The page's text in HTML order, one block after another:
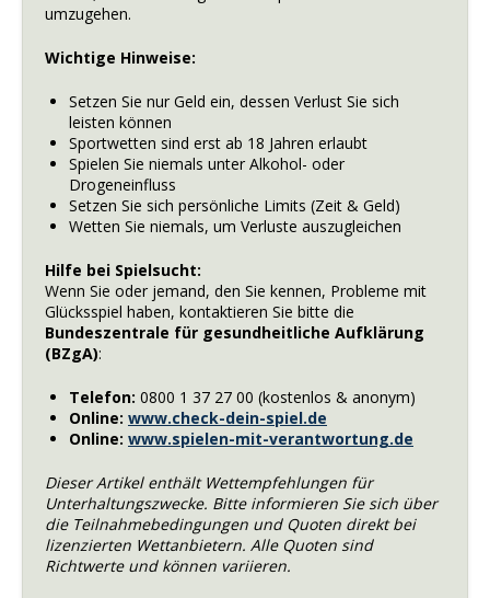
umzugehen.
Wichtige Hinweise:
Setzen Sie nur Geld ein, dessen Verlust Sie sich
leisten können
Sportwetten sind erst ab 18 Jahren erlaubt
Spielen Sie niemals unter Alkohol- oder
Drogeneinfluss
Setzen Sie sich persönliche Limits (Zeit & Geld)
Wetten Sie niemals, um Verluste auszugleichen
Hilfe bei Spielsucht:
Wenn Sie oder jemand, den Sie kennen, Probleme mit
Glücksspiel haben, kontaktieren Sie bitte die
Bundeszentrale für gesundheitliche Aufklärung
(BZgA):
Telefon: 0800 1 37 27 00 (kostenlos & anonym)
Online: www.check-dein-spiel.de
Online: www.spielen-mit-verantwortung.de
Dieser Artikel enthält Wettempfehlungen für
Unterhaltungszwecke. Bitte informieren Sie sich über
die Teilnahmebedingungen und Quoten direkt bei
lizenzierten Wettanbietern. Alle Quoten sind
Richtwerte und können variieren.